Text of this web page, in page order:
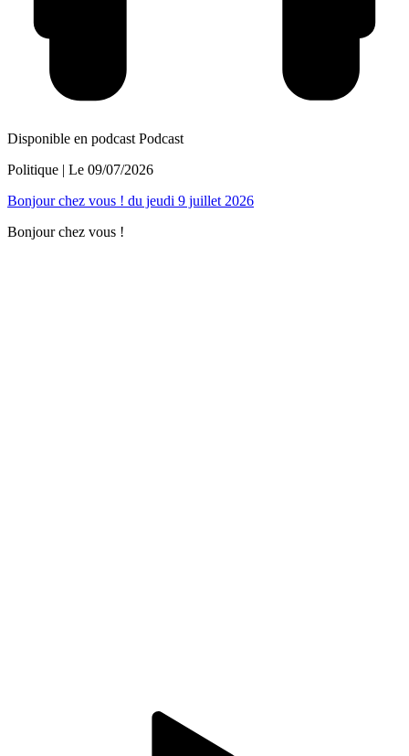
Disponible en podcast Podcast
Politique | Le 09/07/2026
Bonjour chez vous ! du jeudi 9 juillet 2026
Bonjour chez vous !